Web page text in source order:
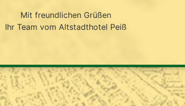
Mit freundlichen Grüßen
Ihr Team vom Altstadthotel Peiß